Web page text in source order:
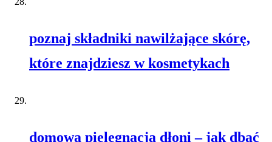
poznaj składniki nawilżające skórę,
które znajdziesz w kosmetykach
domowa pielęgnacja dłoni – jak dbać